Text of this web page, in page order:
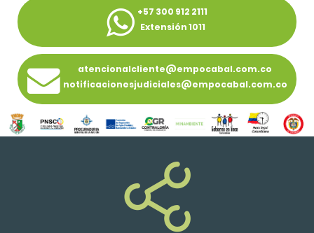
+57 300 912 2111
Extensión 1011
atencionalcliente@empocabal.com.co
notificacionesjudiciales@empocabal.com.co